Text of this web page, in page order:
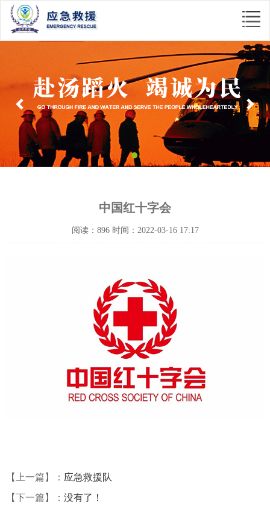
Previous
中国红十字会
阅读：896 时间：2022-03-16 17:17
【上一篇】： 应急救援队
【下一篇】： 没有了！